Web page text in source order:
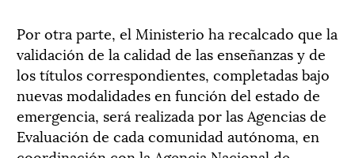
Por otra parte, el Ministerio ha recalcado que la
validación de la calidad de las enseñanzas y de
los títulos correspondientes, completadas bajo
nuevas modalidades en función del estado de
emergencia, será realizada por las Agencias de
Evaluación de cada comunidad autónoma, en